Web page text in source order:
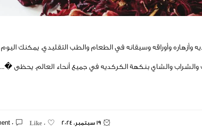
وأزهاره وأوراقه وسيقانه في الطعام والطب التقليدي. يمكنك اليوم
والشراب والشاي بنكهة الكركديه في جميع أنحاء العالم. يحظى �...
19 سبتمبر، 2024 0 Like
0 Comment